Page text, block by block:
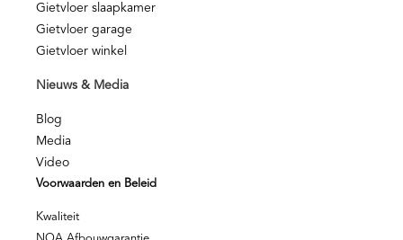
Gietvloer slaapkamer
Gietvloer garage
Gietvloer winkel
Nieuws & Media
Blog
Media
Video
Voorwaarden en Beleid
Kwaliteit